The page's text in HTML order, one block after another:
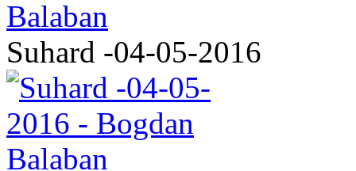
Suhard -04-05-2016